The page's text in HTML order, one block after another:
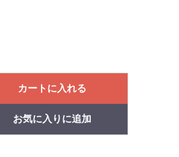
カートに入れる
お気に入りに追加